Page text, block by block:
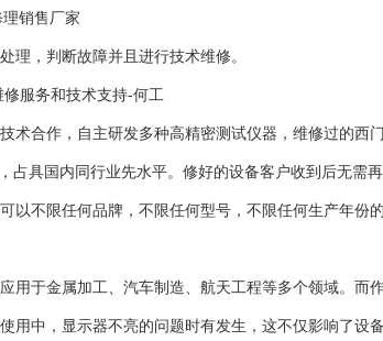
销售厂家
理，判断故障并且进行技术维修。
服务和技术支持-何工
术合作，自主研发多种高精密测试仪器，维修过的西
占具国内同行业先水平。修好的设备客户收到后无需
以不限任何品牌，不限任何型号，不限任何生产年份
用于金属加工、汽车制造、航天工程等多个领域。而
用中，显示器不亮的问题时有发生，这不仅影响了设